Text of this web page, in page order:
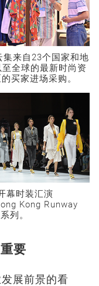
集来自23个国家和地
全球的最新时尚资
买家进场采购。
幕时装汇演
Kong Runway
列。
要
展前景的看